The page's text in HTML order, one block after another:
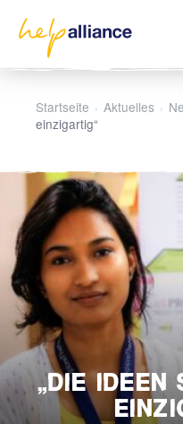
Unsere Arbeit
Über uns
Mitmachen
Startseite › Aktuelles ›
einzigartig“
„DIE IDEEN